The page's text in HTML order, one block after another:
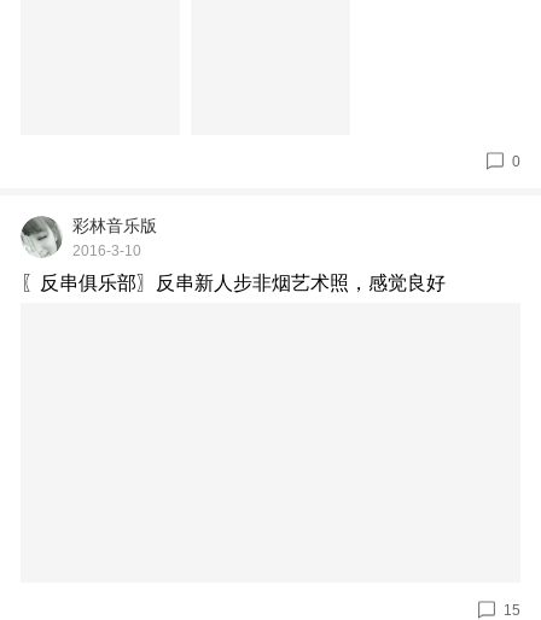
0
彩林音乐版
2016-3-10
〖反串俱乐部〗反串新人步非烟艺术照，感觉良好
15